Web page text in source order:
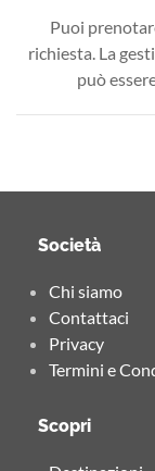
Puoi
richiesta. La
può
Società
Chi siamo
Contattaci
Privacy
Termini e
Scopri